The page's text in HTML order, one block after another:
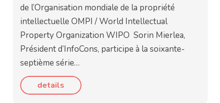
de l’Organisation mondiale de la propriété
intellectuelle OMPI / World Intellectual
Property Organization WIPO Sorin Mierlea,
Président d’InfoCons, participe à la soixante-
septième série…
details